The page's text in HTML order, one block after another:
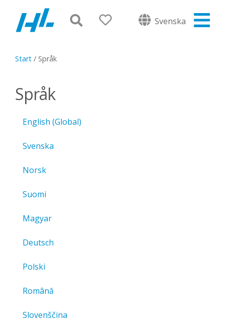
Svenska
Start / Språk
Språk
English (Global)
Svenska
Norsk
Suomi
Magyar
Deutsch
Polski
Română
Slovenščina